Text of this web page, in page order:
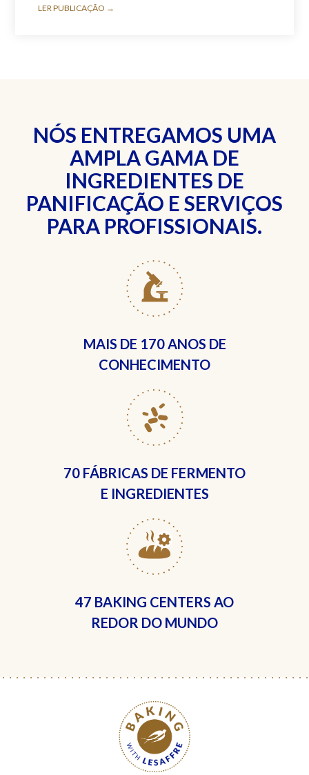
LER PUBLICAÇÃO →
NÓS ENTREGAMOS UMA
AMPLA GAMA DE
INGREDIENTES DE
PANIFICAÇÃO E SERVIÇOS
PARA PROFISSIONAIS.
MAIS DE 170 ANOS DE
CONHECIMENTO
70 FÁBRICAS DE FERMENTO
E INGREDIENTES
47 BAKING CENTERS AO
REDOR DO MUNDO